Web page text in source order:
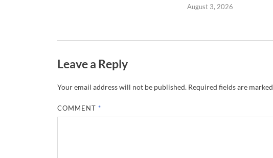
August 3, 2026
Leave a Reply
Your email address will not be published. Required fields are marked
COMMENT *